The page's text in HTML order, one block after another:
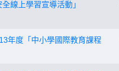
線上學習宣導活動」
年度「中小學國際教育課程